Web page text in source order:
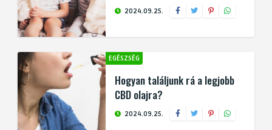
2024.09.25.
EGÉSZSÉG
Hogyan találjunk rá a legjobb
CBD olajra?
2024.09.25.